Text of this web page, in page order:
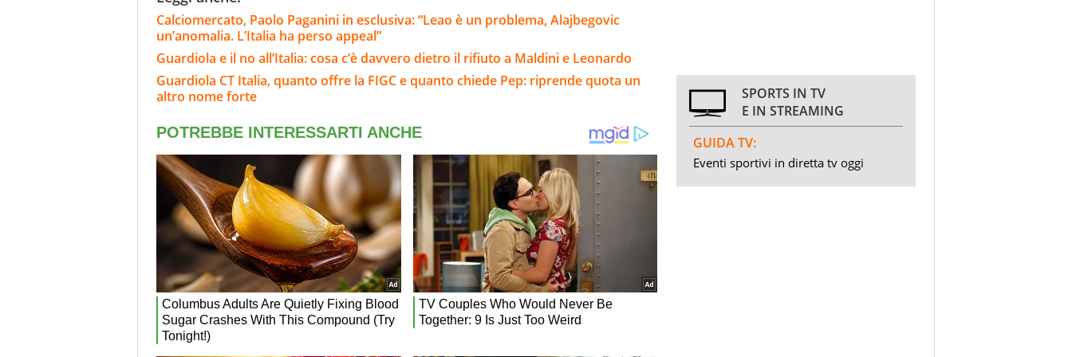
Calciomercato, Paolo Paganini in esclusiva: “Leao è un problema, Alajbegovic
un’anomalia. L’Italia ha perso appeal”
Guardiola e il no all’Italia: cosa c’è davvero dietro il rifiuto a Maldini e Leonardo
Guardiola CT Italia, quanto offre la FIGC e quanto chiede Pep: riprende quota un
altro nome forte
SPORTS IN TV
E IN STREAMING
GUIDA TV:
Eventi sportivi in diretta tv oggi